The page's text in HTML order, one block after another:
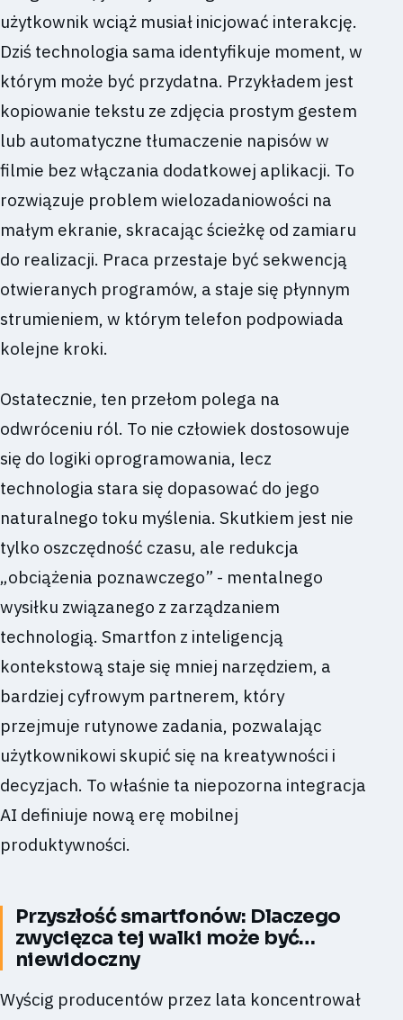
użytkownik wciąż musiał inicjować interakcję.
Dziś technologia sama identyfikuje moment, w
którym może być przydatna. Przykładem jest
kopiowanie tekstu ze zdjęcia prostym gestem
lub automatyczne tłumaczenie napisów w
filmie bez włączania dodatkowej aplikacji. To
rozwiązuje problem wielozadaniowości na
małym ekranie, skracając ścieżkę od zamiaru
do realizacji. Praca przestaje być sekwencją
otwieranych programów, a staje się płynnym
strumieniem, w którym telefon podpowiada
kolejne kroki.
Ostatecznie, ten przełom polega na
odwróceniu ról. To nie człowiek dostosowuje
się do logiki oprogramowania, lecz
technologia stara się dopasować do jego
naturalnego toku myślenia. Skutkiem jest nie
tylko oszczędność czasu, ale redukcja
„obciążenia poznawczego” - mentalnego
wysiłku związanego z zarządzaniem
technologią. Smartfon z inteligencją
kontekstową staje się mniej narzędziem, a
bardziej cyfrowym partnerem, który
przejmuje rutynowe zadania, pozwalając
użytkownikowi skupić się na kreatywności i
decyzjach. To właśnie ta niepozorna integracja
AI definiuje nową erę mobilnej
produktywności.
Przyszłość smartfonów: Dlaczego
zwycięzca tej walki może być…
niewidoczny
Wyścig producentów przez lata koncentrował